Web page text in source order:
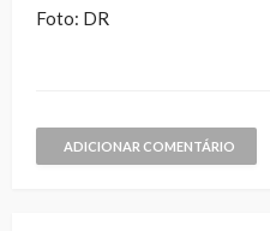
Foto: DR
ADICIONAR COMENTÁRIO